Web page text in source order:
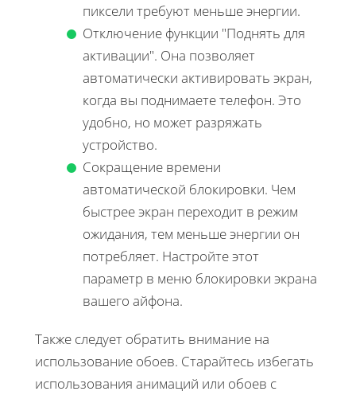
пиксели требуют меньше энергии.
Отключение функции "Поднять для
активации". Она позволяет
автоматически активировать экран,
когда вы поднимаете телефон. Это
удобно, но может разряжать
устройство.
Сокращение времени
автоматической блокировки. Чем
быстрее экран переходит в режим
ожидания, тем меньше энергии он
потребляет. Настройте этот
параметр в меню блокировки экрана
вашего айфона.
Также следует обратить внимание на
использование обоев. Старайтесь избегать
использования анимаций или обоев с